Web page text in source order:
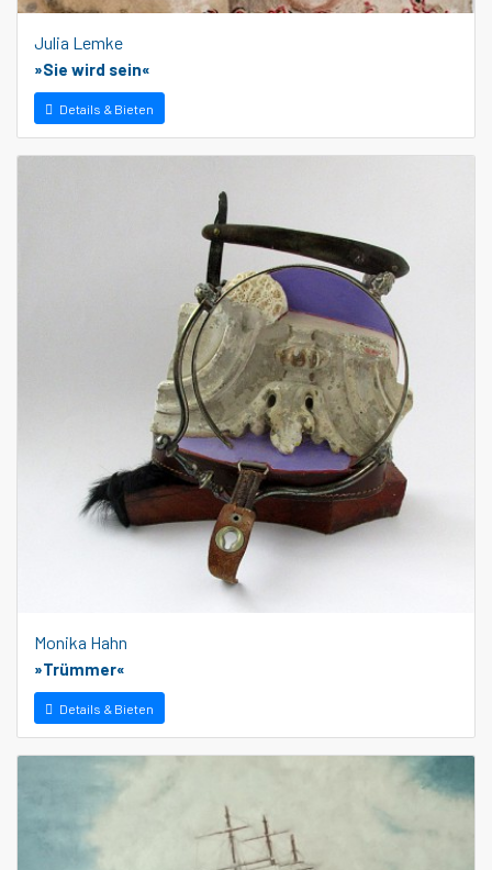
Julia Lemke
»Sie wird sein«
Details & Bieten
Monika Hahn
»Trümmer«
Details & Bieten